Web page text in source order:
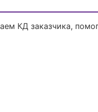
КД заказчика,